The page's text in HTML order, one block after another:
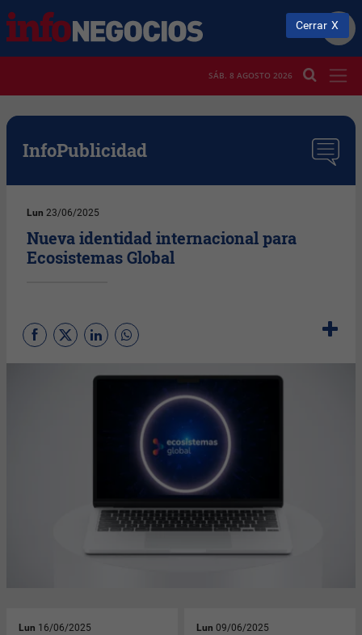
SÁB. 8 AGOSTO 2026
InfoPublicidad
Lun 23/06/2025
Nueva identidad internacional para
Ecosistemas Global
Lun 16/06/2025 Lun 09/06/2025
Cerrar